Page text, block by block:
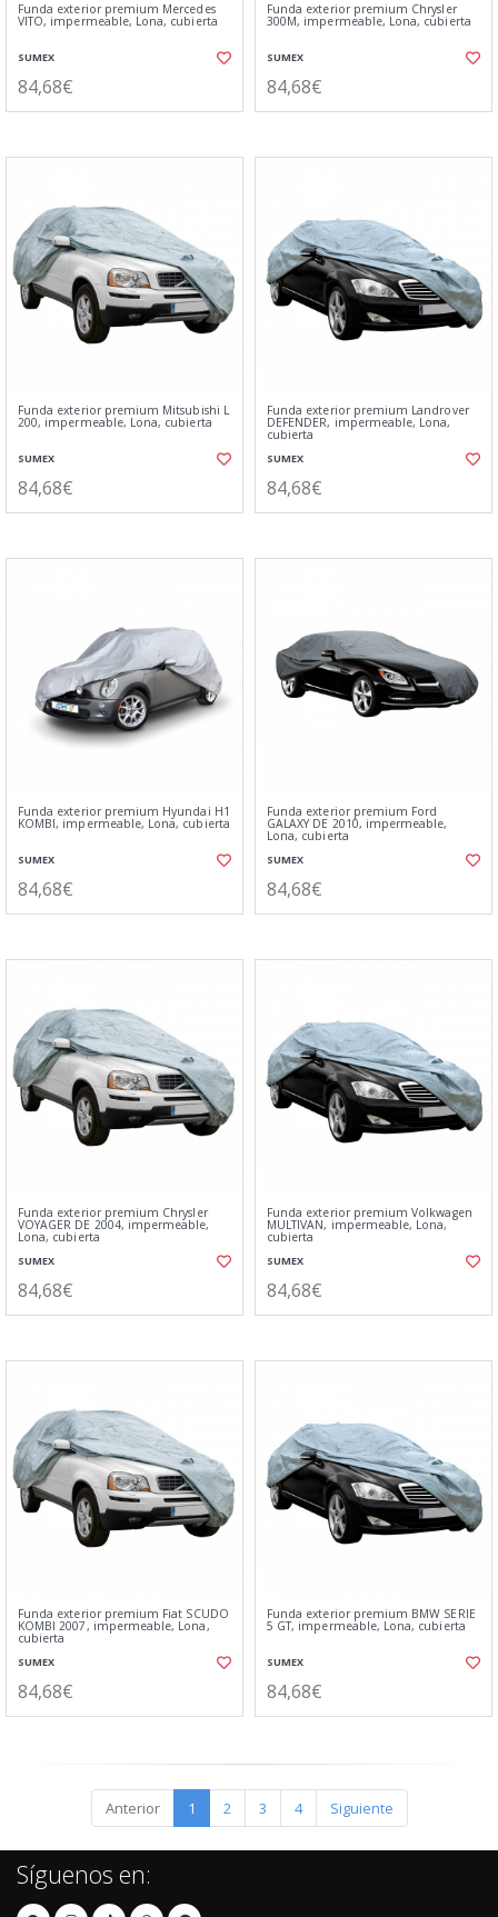
Funda exterior premium Mercedes
VITO, impermeable, Lona, cubierta
SUMEX
84,68€
Funda exterior premium Chrysler
300M, impermeable, Lona, cubierta
SUMEX
84,68€
Funda exterior premium Mitsubishi L
200, impermeable, Lona, cubierta
SUMEX
84,68€
Funda exterior premium Landrover
DEFENDER, impermeable, Lona,
cubierta
SUMEX
84,68€
Funda exterior premium Hyundai H1
KOMBI, impermeable, Lona, cubierta
SUMEX
84,68€
Funda exterior premium Ford
GALAXY DE 2010, impermeable,
Lona, cubierta
SUMEX
84,68€
Funda exterior premium Chrysler
VOYAGER DE 2004, impermeable,
Lona, cubierta
SUMEX
84,68€
Funda exterior premium Volkwagen
MULTIVAN, impermeable, Lona,
cubierta
SUMEX
84,68€
Funda exterior premium Fiat SCUDO
KOMBI 2007, impermeable, Lona,
cubierta
SUMEX
84,68€
Funda exterior premium BMW SERIE
5 GT, impermeable, Lona, cubierta
SUMEX
84,68€
Anterior 1 2 3 4 Siguiente
Síguenos en: